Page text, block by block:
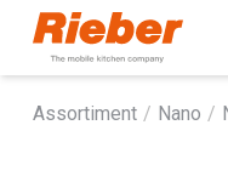
Assortiment Nano